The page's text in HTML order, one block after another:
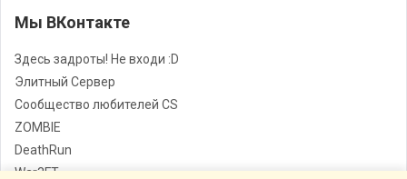
Мы ВКонтакте
Здесь задроты! Не входи :D
Элитный Сервер
Сообщество любителей CS
ZOMBIE
DeathRun
War3FT